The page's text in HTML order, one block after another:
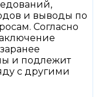
и выводы по
Согласно
и подлежит
с другими